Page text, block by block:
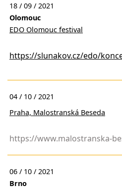
18 / 09 / 2021
Olomouc
EDO Olomouc festival
https://slunakov.cz/edo/
04 / 10 / 2021
Praha, Malostranská Beseda
https://www.malostranska-
06 / 10 / 2021
Brno